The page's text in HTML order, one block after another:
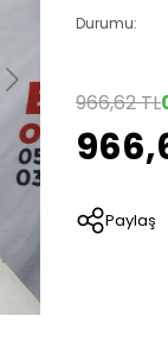
Durumu:
966,62 TL
Paylaş